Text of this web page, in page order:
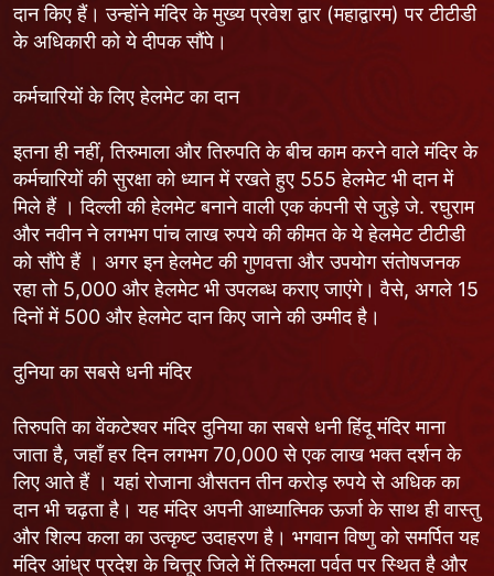
दान किए हैं। उन्होंने मंदिर के मुख्य प्रवेश द्वार (महाद्वारम) पर टीटीडी
के अधिकारी को ये दीपक सौंपे।
कर्मचारियों के लिए हेलमेट का दान
इतना ही नहीं, तिरुमाला और तिरुपति के बीच काम करने वाले मंदिर के
कर्मचारियों की सुरक्षा को ध्यान में रखते हुए 555 हेलमेट भी दान में
मिले हैं । दिल्ली की हेलमेट बनाने वाली एक कंपनी से जुड़े जे. रघुराम
और नवीन ने लगभग पांच लाख रुपये की कीमत के ये हेलमेट टीटीडी
को सौंपे हैं । अगर इन हेलमेट की गुणवत्ता और उपयोग संतोषजनक
रहा तो 5,000 और हेलमेट भी उपलब्ध कराए जाएंगे। वैसे, अगले 15
दिनों में 500 और हेलमेट दान किए जाने की उम्मीद है।
दुनिया का सबसे धनी मंदिर
तिरुपति का वेंकटेश्वर मंदिर दुनिया का सबसे धनी हिंदू मंदिर माना
जाता है, जहाँ हर दिन लगभग 70,000 से एक लाख भक्त दर्शन के
लिए आते हैं । यहां रोजाना औसतन तीन करोड़ रुपये से अधिक का
दान भी चढ़ता है। यह मंदिर अपनी आध्यात्मिक ऊर्जा के साथ ही वास्तु
और शिल्प कला का उत्कृष्ट उदाहरण है। भगवान विष्णु को समर्पित यह
मंदिर आंध्र प्रदेश के चित्तूर जिले में तिरुमला पर्वत पर स्थित है और